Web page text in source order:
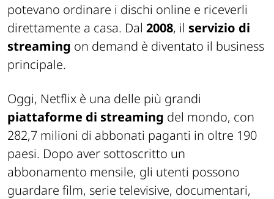
potevano ordinare i dischi online e riceverli
direttamente a casa. Dal 2008, il servizio di
streaming on demand è diventato il business
principale.
Oggi, Netflix è una delle più grandi
piattaforme di streaming del mondo, con
282,7 milioni di abbonati paganti in oltre 190
paesi. Dopo aver sottoscritto un
abbonamento mensile, gli utenti possono
guardare film, serie televisive, documentari,